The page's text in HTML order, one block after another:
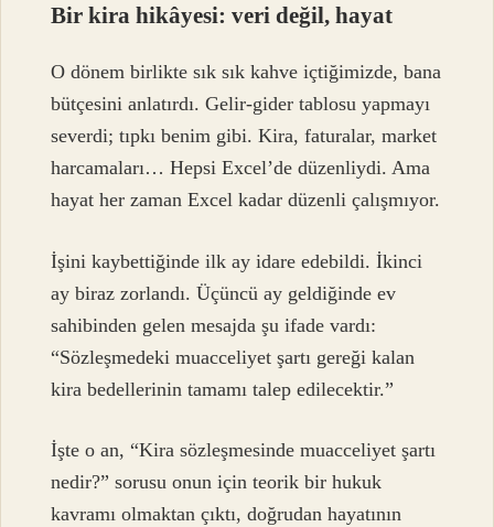
Bir kira hikâyesi: veri değil, hayat
O dönem birlikte sık sık kahve içtiğimizde, bana
bütçesini anlatırdı. Gelir-gider tablosu yapmayı
severdi; tıpkı benim gibi. Kira, faturalar, market
harcamaları… Hepsi Excel’de düzenliydi. Ama
hayat her zaman Excel kadar düzenli çalışmıyor.
İşini kaybettiğinde ilk ay idare edebildi. İkinci
ay biraz zorlandı. Üçüncü ay geldiğinde ev
sahibinden gelen mesajda şu ifade vardı:
“Sözleşmedeki muacceliyet şartı gereği kalan
kira bedellerinin tamamı talep edilecektir.”
İşte o an, “Kira sözleşmesinde muacceliyet şartı
nedir?” sorusu onun için teorik bir hukuk
kavramı olmaktan çıktı, doğrudan hayatının